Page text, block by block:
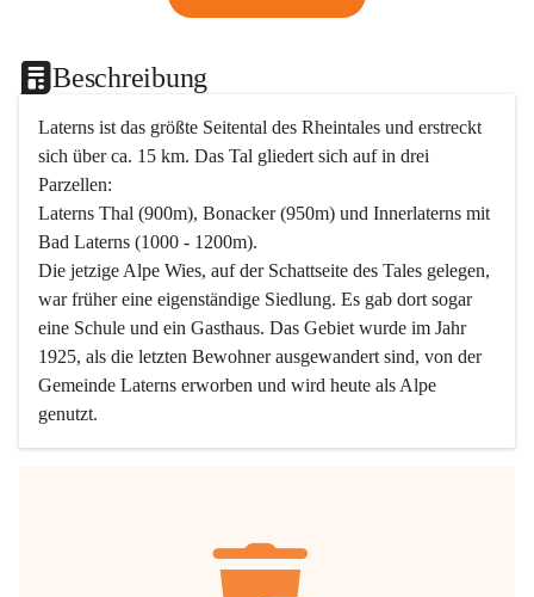
Beschreibung
Laterns ist das größte Seitental des Rheintales und erstreckt
sich über ca. 15 km. Das Tal gliedert sich auf in drei
Parzellen:
Laterns Thal (900m), Bonacker (950m) und Innerlaterns mit
Bad Laterns (1000 - 1200m).
Die jetzige Alpe Wies, auf der Schattseite des Tales gelegen,
war früher eine eigenständige Siedlung. Es gab dort sogar
eine Schule und ein Gasthaus. Das Gebiet wurde im Jahr
1925, als die letzten Bewohner ausgewandert sind, von der
Gemeinde Laterns erworben und wird heute als Alpe
genutzt.